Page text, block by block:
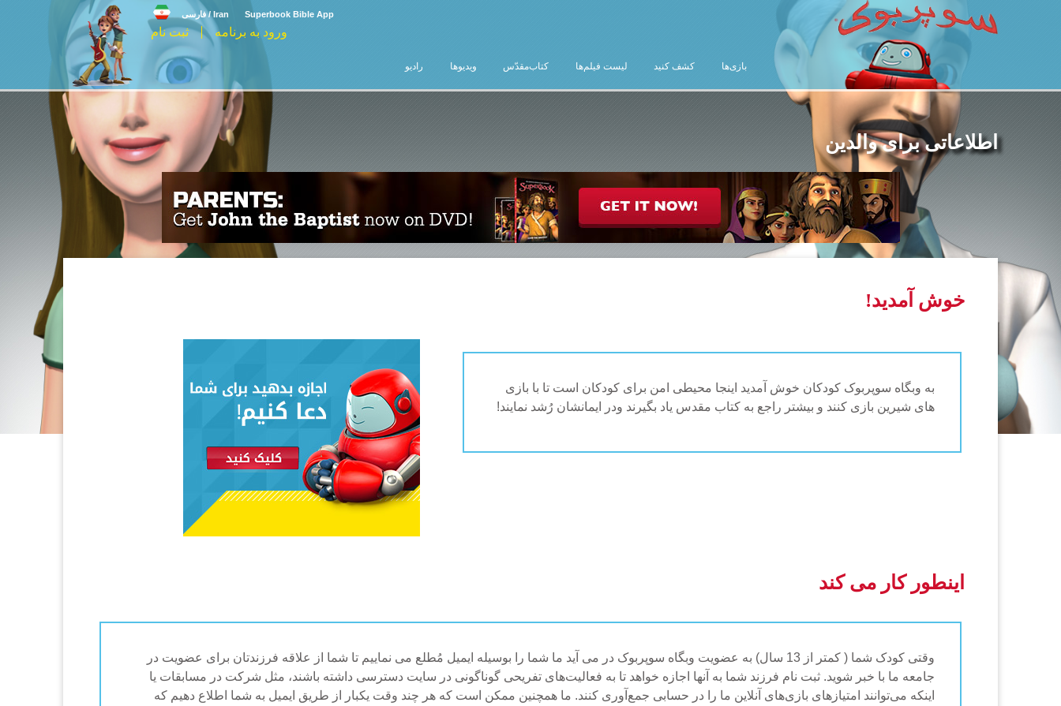
Iran / فارسی Superbook Bible App
ورود به برنامه ثبت نام
بازی‌ها کشف کنید لیست فیلم‌ها کتاب‌مقدّس ویدیوها رادیو
اطلاعاتی برای والدین
خوش آمدید!
به وبگاه سوپربوک کودکان خوش آمدید اینجا محیطی امن برای کودکان است تا با بازی
های شیرین بازی کنند و بیشتر راجع به کتاب مقدس یاد بگیرند ودر ایمانشان رُشد نمایند!
اینطور کار می کند
وقتی کودک شما ( کمتر از 13 سال) به عضویت وبگاه سوپربوک در می آید ما شما را بوسیله ایمیل مُطلع می نماییم تا شما از علاقه فرزندتان برای عضویت در
جامعه ما با خبر شوید. ثبت نام فرزند شما به آنها اجازه خواهد تا به فعالیت‌های تفریحی گوناگونی‌ در سایت دسترسی داشته باشند، مثل شرکت در مسابقات یا
اینکه می‌توانند امتیازهای بازی‌های آنلاین ما را در حسابی جمع‌آوری کنند. ما همچنین ممکن است که هر چند وقت یکبار از طریق ایمیل به شما اطلاع دهیم که